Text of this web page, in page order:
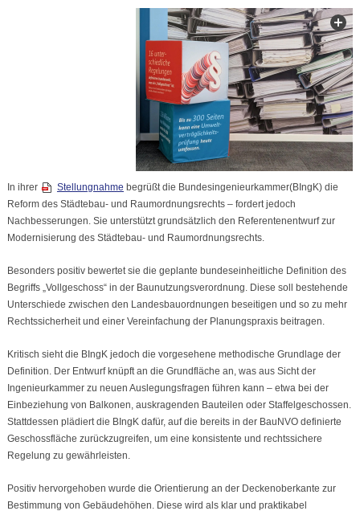
In ihrer Stellungnahme begrüßt die Bundesingenieurkammer(BIngK) die
Reform des Städtebau- und Raumordnungsrechts – fordert jedoch
Nachbesserungen. Sie unterstützt grundsätzlich den Referentenentwurf zur
Modernisierung des Städtebau- und Raumordnungsrechts.
Besonders positiv bewertet sie die geplante bundeseinheitliche Definition des
Begriffs „Vollgeschoss“ in der Baunutzungsverordnung. Diese soll bestehende
Unterschiede zwischen den Landesbauordnungen beseitigen und so zu mehr
Rechtssicherheit und einer Vereinfachung der Planungspraxis beitragen.
Kritisch sieht die BIngK jedoch die vorgesehene methodische Grundlage der
Definition. Der Entwurf knüpft an die Grundfläche an, was aus Sicht der
Ingenieurkammer zu neuen Auslegungsfragen führen kann – etwa bei der
Einbeziehung von Balkonen, auskragenden Bauteilen oder Staffelgeschossen.
Stattdessen plädiert die BIngK dafür, auf die bereits in der BauNVO definierte
Geschossfläche zurückzugreifen, um eine konsistente und rechtssichere
Regelung zu gewährleisten.
Positiv hervorgehoben wurde die Orientierung an der Deckenoberkante zur
Bestimmung von Gebäudehöhen. Diese wird als klar und praktikabel